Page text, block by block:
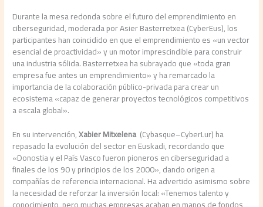
Durante la mesa redonda sobre el futuro del emprendimiento en
ciberseguridad, moderada por Asier Basterretxea (CyberEus), los
participantes han coincidido en que el emprendimiento es «un vector
esencial de proactividad» y un motor imprescindible para construir
una industria sólida. Basterretxea ha subrayado que «toda gran
empresa fue antes un emprendimiento» y ha remarcado la
importancia de la colaboración público-privada para crear un
ecosistema «capaz de generar proyectos tecnológicos competitivos
a escala global».
En su intervención,Xabier Mitxelena (Cybasque–CyberLur) ha
repasado la evolución del sector en Euskadi, recordando que
«Donostia y el País Vasco fueron pioneros en ciberseguridad a
finales de los 90 y principios de los 2000», dando origen a
compañías de referencia internacional. Ha advertido asimismo sobre
la necesidad de reforzar la inversión local: «Tenemos talento y